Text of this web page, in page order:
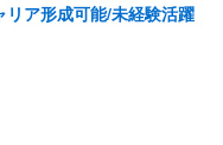
リア形成可能/未経験活躍